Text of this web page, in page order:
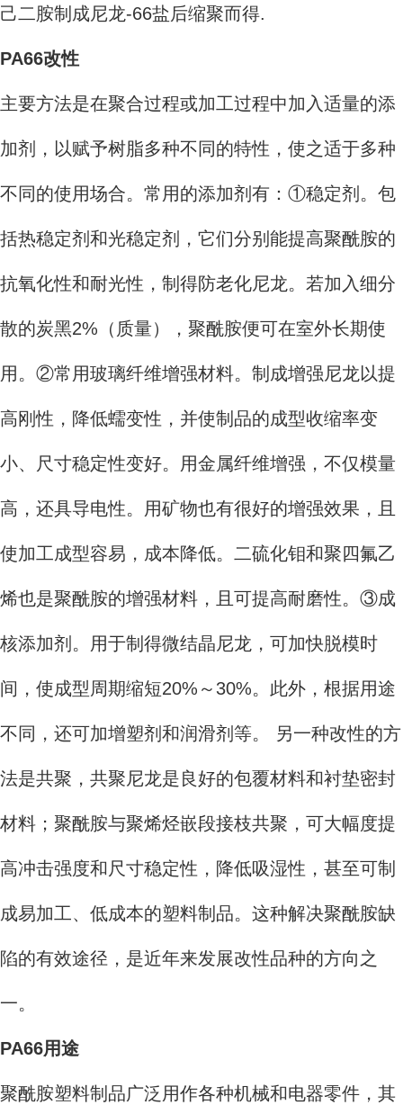
己二胺制成尼龙-66盐后缩聚而得.
PA66改性
主要方法是在聚合过程或加工过程中加入适量的添
加剂，以赋予树脂多种不同的特性，使之适于多种
不同的使用场合。常用的添加剂有：①稳定剂。包
括热稳定剂和光稳定剂，它们分别能提高聚酰胺的
抗氧化性和耐光性，制得防老化尼龙。若加入细分
散的炭黑2%（质量），聚酰胺便可在室外长期使
用。②常用玻璃纤维增强材料。制成增强尼龙以提
高刚性，降低蠕变性，并使制品的成型收缩率变
小、尺寸稳定性变好。用金属纤维增强，不仅模量
高，还具导电性。用矿物也有很好的增强效果，且
使加工成型容易，成本降低。二硫化钼和聚四氟乙
烯也是聚酰胺的增强材料，且可提高耐磨性。③成
核添加剂。用于制得微结晶尼龙，可加快脱模时
间，使成型周期缩短20%～30%。此外，根据用途
不同，还可加增塑剂和润滑剂等。 另一种改性的方
法是共聚，共聚尼龙是良好的包覆材料和衬垫密封
材料；聚酰胺与聚烯烃嵌段接枝共聚，可大幅度提
高冲击强度和尺寸稳定性，降低吸湿性，甚至可制
成易加工、低成本的塑料制品。这种解决聚酰胺缺
陷的有效途径，是近年来发展改性品种的方向之
一。
PA66用途
聚酰胺塑料制品广泛用作各种机械和电器零件，其